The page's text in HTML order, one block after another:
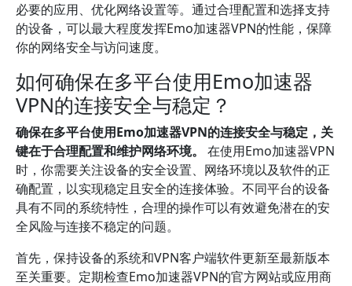
必要的应用、优化网络设置等。通过合理配置和选择支持
的设备，可以最大程度发挥Emo加速器VPN的性能，保障
你的网络安全与访问速度。
如何确保在多平台使用Emo加速器
VPN的连接安全与稳定？
确保在多平台使用Emo加速器VPN的连接安全与稳定，关
键在于合理配置和维护网络环境。
在使用Emo加速器VPN
时，你需要关注设备的安全设置、网络环境以及软件的正
确配置，以实现稳定且安全的连接体验。不同平台的设备
具有不同的系统特性，合理的操作可以有效避免潜在的安
全风险与连接不稳定的问题。
首先，保持设备的系统和VPN客户端软件更新至最新版本
至关重要。定期检查Emo加速器VPN的官方网站或应用商